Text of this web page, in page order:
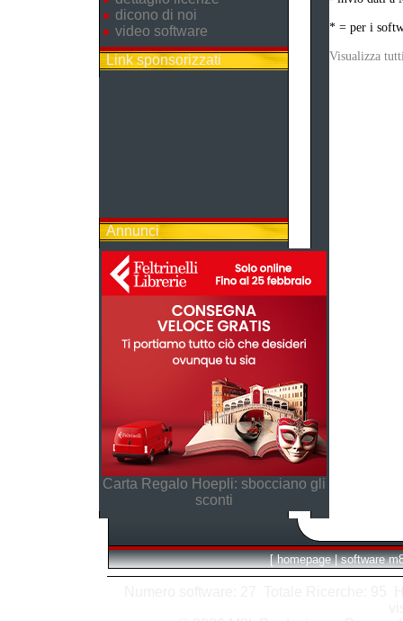
dicono di noi
video software
Link sponsorizzati
Annunci
Carta Regalo Hoepli: sbocciano gli
sconti
* = per i
Visualizza
[ homepage | software